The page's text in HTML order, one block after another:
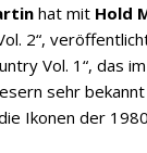
hat mit Hold
2“,
Vol. 1“, das
sehr
Ikonen der